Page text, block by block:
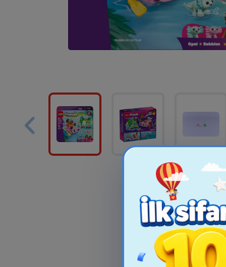
İşıq Saçan Çubuqlar
HGL Glow Lightstick 6
Crew –